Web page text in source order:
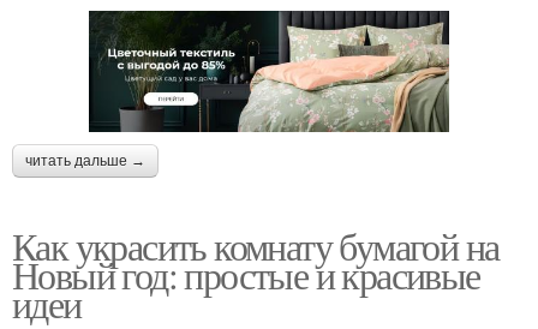
читать дальше →
Как украсить комнату бумагой на
Новый год: простые и красивые
идеи